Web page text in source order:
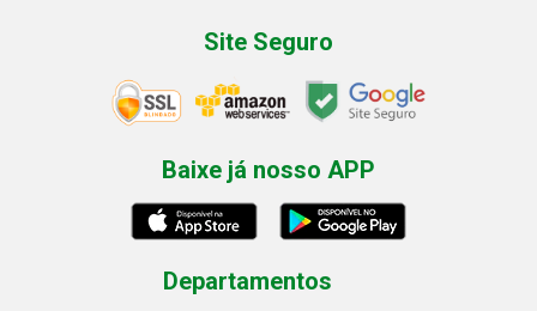
Site Seguro
Baixe já nosso APP
Departamentos